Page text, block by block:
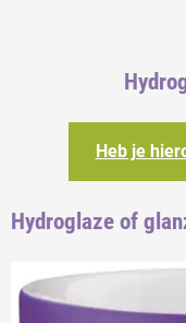
Heb je
Hydroglaze of